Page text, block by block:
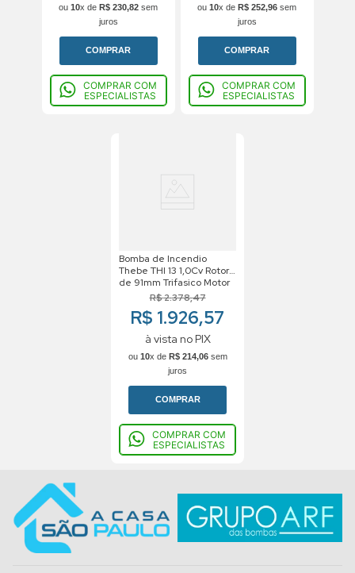
ou 10x de R$ 230,82 sem
juros
COMPRAR
COMPRAR COM
ESPECIALISTAS
ou 10x de R$ 252,96 sem
juros
COMPRAR
COMPRAR COM
ESPECIALISTAS
Bomba de Incendio
Thebe THI 13 1,0Cv Rotor
de 91mm Trifasico Motor
Weg 220/380V
R$2.378,47
R$ 1.926,57
à vista no PIX
ou 10x de R$ 214,06sem
juros
COMPRAR
COMPRAR COM
ESPECIALISTAS